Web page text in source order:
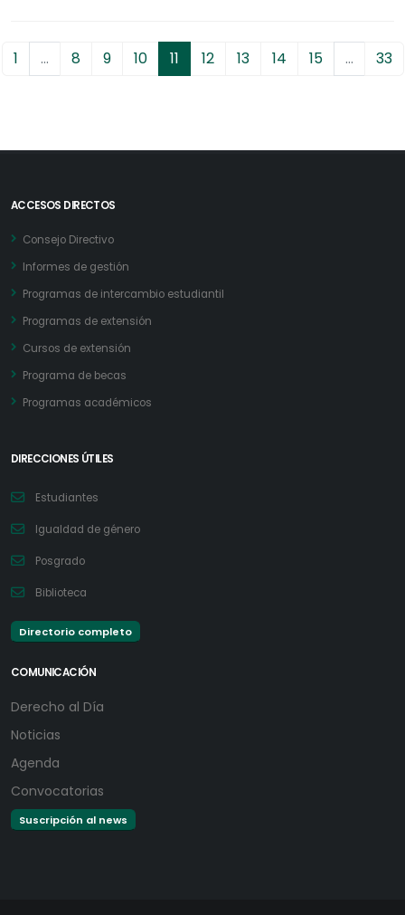
1 … 8 9 10 11 12 13 14 15 … 33
ACCESOS DIRECTOS
Consejo Directivo
Informes de gestión
Programas de intercambio estudiantil
Programas de extensión
Cursos de extensión
Programa de becas
Programas académicos
DIRECCIONES ÚTILES
Estudiantes
Igualdad de género
Posgrado
Biblioteca
Directorio completo
COMUNICACIÓN
Derecho al Día
Noticias
Agenda
Convocatorias
Suscripción al news